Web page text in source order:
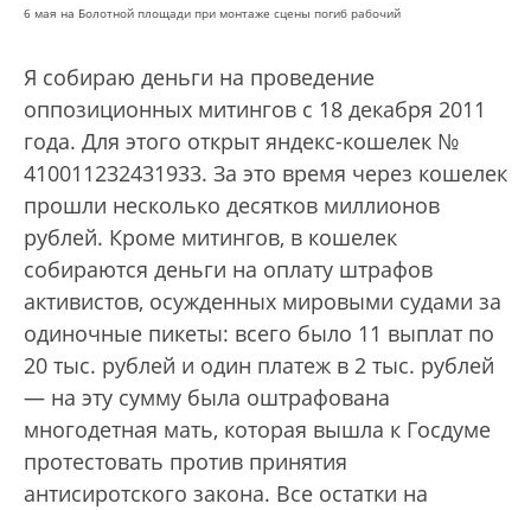
6 мая на Болотной площади при монтаже сцены погиб рабочий
Я собираю деньги на проведение
оппозиционных митингов с 18 декабря 2011
года. Для этого открыт яндекс-кошелек №
410011232431933. За это время через кошелек
прошли несколько десятков миллионов
рублей. Кроме митингов, в кошелек
собираются деньги на оплату штрафов
активистов, осужденных мировыми судами за
одиночные пикеты: всего было 11 выплат по
20 тыс. рублей и один платеж в 2 тыс. рублей
— на эту сумму была оштрафована
многодетная мать, которая вышла к Госдуме
протестовать против принятия
антисиротского закона. Все остатки на